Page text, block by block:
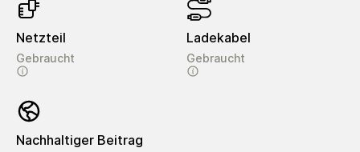
Netzteil
Gebraucht
Ladekabel
Gebraucht
Nachhaltiger Beitrag